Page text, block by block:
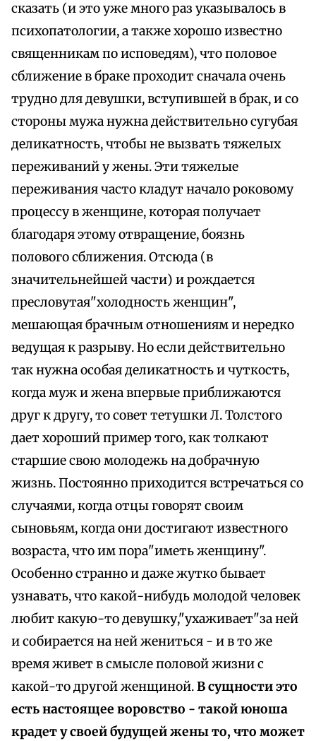
сказать (и это уже много раз указывалось в
психопатологии, а также хорошо известно
священникам по исповедям), что половое
сближение в браке проходит сначала очень
трудно для девушки, вступившей в брак, и со
стороны мужа нужна действительно сугубая
деликатность, чтобы не вызвать тяжелых
переживаний у жены. Эти тяжелые
переживания часто кладут начало роковому
процессу в женщине, которая получает
благодаря этому отвращение, боязнь
полового сближения. Отсюда (в
значительнейшей части) и рождается
пресловутая"холодность женщин",
мешающая брачным отношениям и нередко
ведущая к разрыву. Но если действительно
так нужна особая деликатность и чуткость,
когда муж и жена впервые приближаются
друг к другу, то совет тетушки Л. Толстого
дает хороший пример того, как толкают
старшие свою молодежь на добрачную
жизнь. Постоянно приходится встречаться со
случаями, когда отцы говорят своим
сыновьям, когда они достигают известного
возраста, что им пора"иметь женщину".
Особенно странно и даже жутко бывает
узнавать, что какой-нибудь молодой человек
любит какую-то девушку,"ухаживает"за ней
и собирается на ней жениться - и в то же
время живет в смысле половой жизни с
какой-то другой женщиной.В сущности это
есть настоящее воровство - такой юноша
крадет у своей будущей жены то, что может